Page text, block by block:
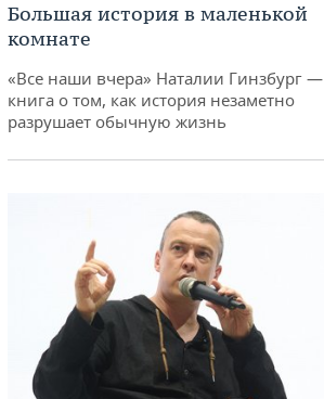
Большая история в маленькой
комнате
«Все наши вчера» Наталии Гинзбург —
книга о том, как история незаметно
разрушает обычную жизнь